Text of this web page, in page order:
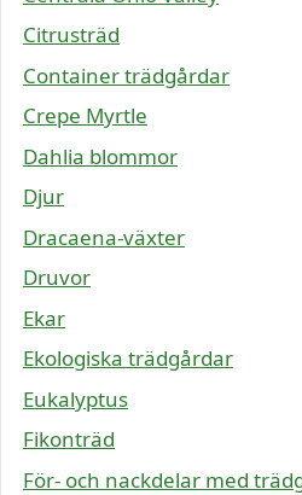
Citrusträd
Container trädgårdar
Crepe Myrtle
Dahlia blommor
Djur
Dracaena-växter
Druvor
Ekar
Ekologiska trädgårdar
Eukalyptus
Fikonträd
För- och nackdelar med